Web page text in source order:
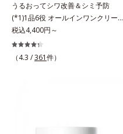
い情報は商品ページをご覧くださ
い。・BEAUTY夏祭りは、こちら
る美白(*1)有効成分「トラネキサム
酸」を配合しました。さらに、シリ
ーズ共通の美容成分「GLルートブ
ースター(*9)」を配合することで、
肌のふっくら感や透明感を叶えま
す。*1 メラニンの生成を抑え、シ
うるおってシワ改善＆シミ予防
(*1)1品6役 オールインワンクリー
ム。オルビスアンバーは、いつも⾃
然体で美しくありたいと願う⼤⼈世
代に寄り添うブランドです。年齢印
ポートをします。オルビスアンバー
税込4,400円～
（4.3 /361件）